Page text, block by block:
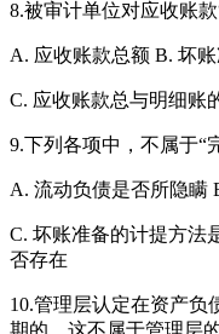
8.被审计单位对应收账
A. 应收账款总额 B. 坏
C. 应收账款总与明细账
9.下列各项中，不属于“
A. 流动负债是否所隐瞒
C. 坏账准备的计提方法
否存在
10.管理层认定在资产负
期的，这不属于管理层的